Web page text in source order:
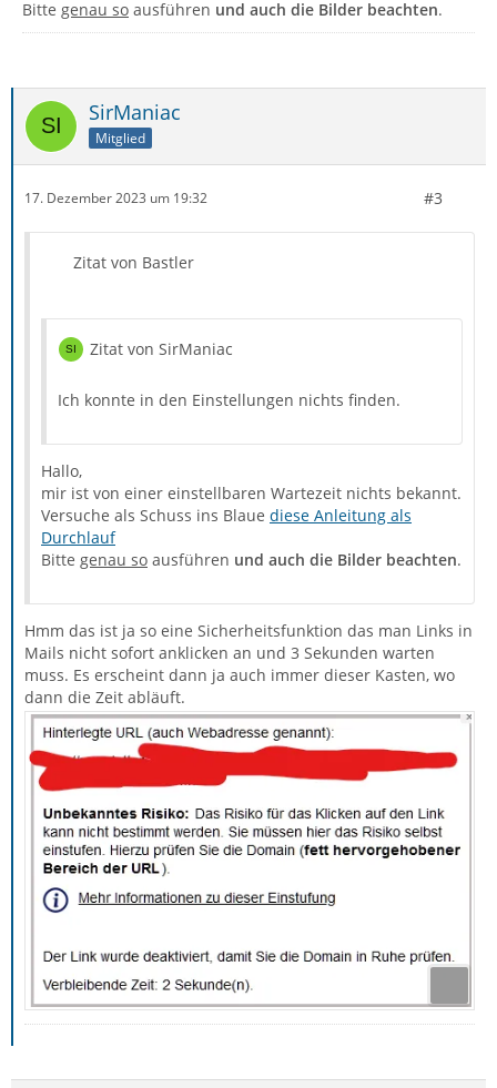
Bitte genau so ausführen und auch die Bilder beachten.
SirManiac
Mitglied
17. Dezember 2023 um 19:32 #3
Zitat von Bastler
Zitat von SirManiac
Ich konnte in den Einstellungen nichts finden.
Hallo,
mir ist von einer einstellbaren Wartezeit nichts bekannt.
Versuche als Schuss ins Blaue diese Anleitung als
Durchlauf
Bitte genau so ausführen und auch die Bilder beachten.
Hmm das ist ja so eine Sicherheitsfunktion das man Links in
Mails nicht sofort anklicken an und 3 Sekunden warten
muss. Es erscheint dann ja auch immer dieser Kasten, wo
dann die Zeit abläuft.